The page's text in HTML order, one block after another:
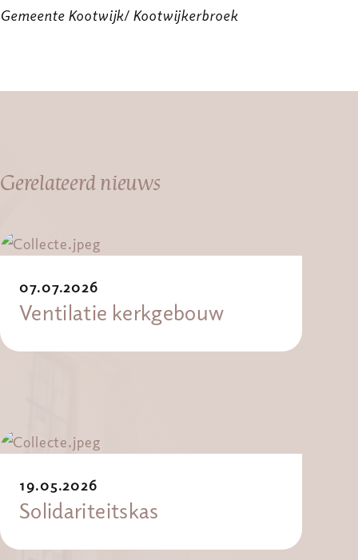
Gemeente Kootwijk/ Kootwijkerbroek
Gerelateerd nieuws
07.07.2026
Ventilatie kerkgebouw
19.05.2026
Solidariteitskas